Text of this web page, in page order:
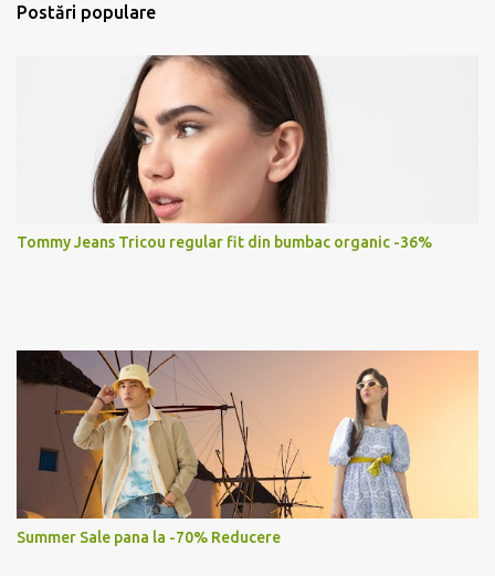
Postări populare
Tommy Jeans Tricou regular fit din bumbac organic -36%
Summer Sale pana la -70% Reducere